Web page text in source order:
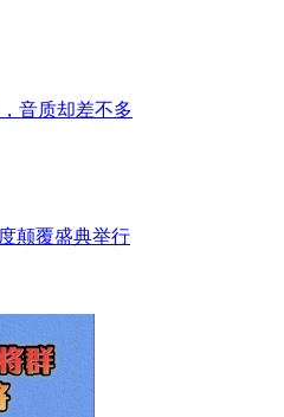
音质却差不多
颠覆盛典举行